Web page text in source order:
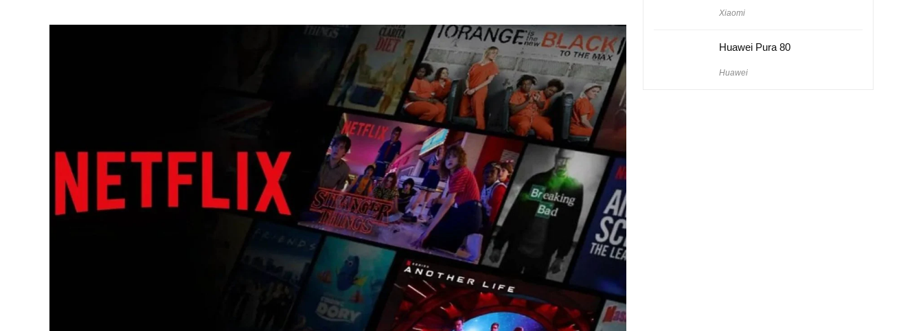
Xiaomi
Huawei Pura 80
Huawei